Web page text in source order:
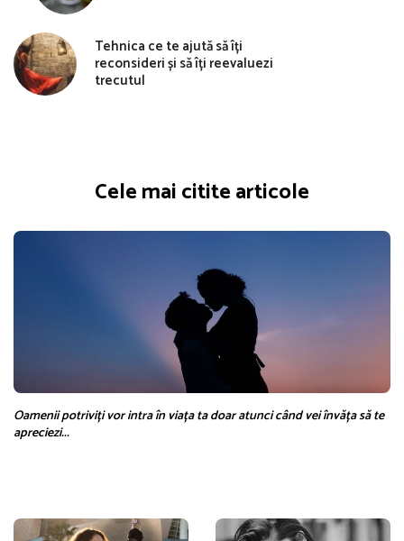
Tehnica ce te ajută să îți
reconsideri și să îți reevaluezi
trecutul
Cele mai citite articole
Oamenii potriviți vor intra în viața ta doar atunci când vei învăța să te
apreciezi...